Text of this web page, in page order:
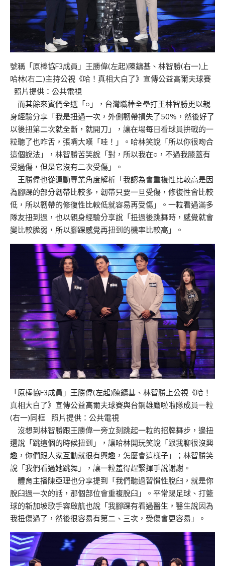
號稱「原棒協F3成員」王勝偉(左起)陳鏞基、林智勝(右一)上
哈林(右二)主持公視《哈！真相大白了》宣傳公益高爾夫球賽
照片提供：公共電視
而其餘來賓們全選「○」，台灣職棒全壘打王林智勝更以親
身經驗分享「我是扭過一次，外側韌帶損失了50%，然後好了
以後扭第二次就全斷，就開刀」，讓在場每日看球員拚戰的一
粒聽了也咋舌，張嘴大嘆「哇！」。哈林笑說「所以你很吻合
這個說法」，林智勝苦笑說「對，所以我在○，不過我膝蓋有
受過傷，但是它沒有二次受傷」。
王勝偉也從運動專業角度解析「我認為會重複性比較高是因
為腳踝的部分韌帶比較多，韌帶只要一旦受傷，修復性會比較
低，所以韌帶的修復性比較低就容易再受傷」。一粒看過滿多
隊友扭到過，也以親身經驗分享說「扭過後跳舞時，感覺就會
變比較脆弱，所以腳踝感覺再扭到的機率比較高」。
「原棒協F3成員」王勝偉(左起)陳鏞基、林智勝上公視《哈！
真相大白了》宣傳公益高爾夫球賽與台鋼雄鷹啦啦隊成員一粒
(右一)同框 照片提供：公共電視
沒想到林智勝跟王勝偉一旁立刻跳起一粒的招牌舞步，邊扭
還說「跳這個的時候扭到」，讓哈林開玩笑說「跟我聊很沒興
趣，你們跟人家互動就很有興趣，怎麼會這樣子」；林智勝笑
說「我們看過她跳舞」，讓一粒羞得趕緊揮手說謝謝。
體育主播陳亞理也分享提到「我們聽過習慣性脫臼，就是你
脫臼過一次的話，那個部位會重複脫臼」。平常踢足球、打籃
球的新加坡歌手容啟航也說「我腳踝有看過醫生，醫生說因為
我扭傷過了，然後很容易有第二、三次，受傷會更容易」。